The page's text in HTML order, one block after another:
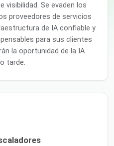
visibilidad. Se evaden los
proveedores de servicios
de IA confiable y
para sus clientes
la oportunidad de la IA
tarde.